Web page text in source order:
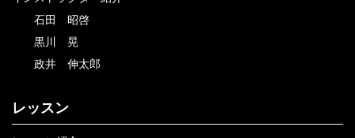
石田 昭啓
黒川 晃
政井 伸太郎
レッスン